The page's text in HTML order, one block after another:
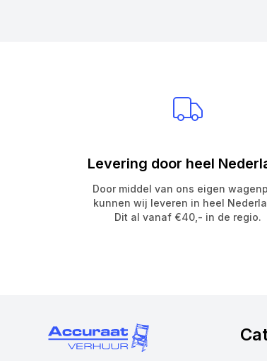
Levering door heel
Door middel van ons eigen
kunnen wij leveren in heel
Dit al vanaf €40,- in de regio.